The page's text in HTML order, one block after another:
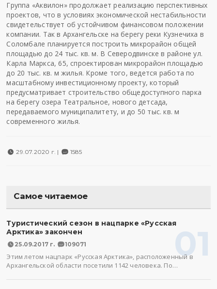
Группа «Аквилон» продолжает реализацию перспективных
проектов, что в условиях экономической нестабильности
свидетельствует об устойчивом финансовом положении
компании. Так в Архангельске на берегу реки Кузнечиха в
Соломбале планируется построить микрорайон общей
площадью до 24 тыс. кв. м. В Северодвинске в районе ул.
Карла Маркса, 65, спроектирован микрорайон площадью
до 20 тыс. кв. м жилья. Кроме того, ведется работа по
масштабному инвестиционному проекту, который
предусматривает строительство общедоступного парка
на берегу озера Театральное, нового детсада,
передаваемого муниципалитету, и до 50 тыс. кв. м
современного жилья.
29.07.2020 г. | 1585
Самое читаемое
01
Туристический сезон в нацпарке «Русская
Арктика» закончен
25.09.2017 г. 109071
Этим летом нацпарк «Русская Арктика», расположенный в
Архангельской области посетили 1142 человека. По…